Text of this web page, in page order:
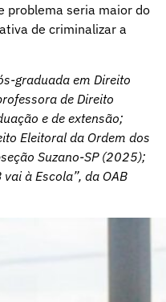
problema seria maior do
de criminalizar a
graduada em Direito
de Direito
e de extensão;
Eleitoral da Ordem dos
Suzano-SP (2025);
à Escola”, da OAB